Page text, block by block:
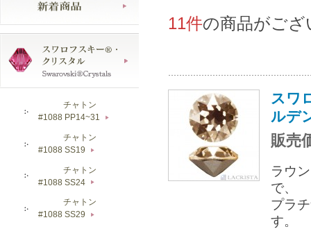
チャトン
#1088 PP14~31
▶
チャトン
#1088 SS19
▶
チャトン
#1088 SS24
▶
チャトン
#1088 SS29
▶
11件の商品がござ
スワ
ルデ
販売
ラウ
で、
プラ
す。